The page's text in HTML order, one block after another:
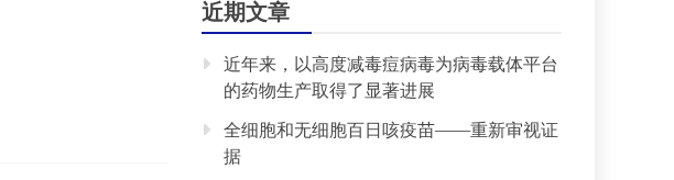
近期文章
近年来，以高度减毒痘病毒为病毒载体平台
的药物生产取得了显著进展
全细胞和无细胞百日咳疫苗——重新审视证
据